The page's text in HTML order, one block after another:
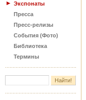
Экспонаты
Пресса
Пресс-релизы
События (Фото)
Библиотека
Термины